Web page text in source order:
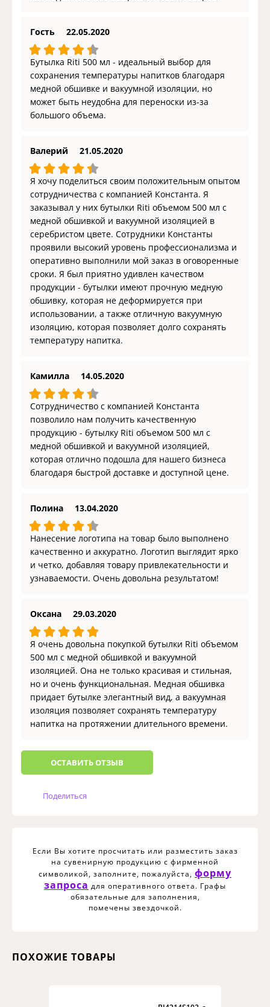
Гость 22.05.2020
Бутылка Riti 500 мл - идеальный выбор для
сохранения температуры напитков благодаря
медной обшивке и вакуумной изоляции, но
может быть неудобна для переноски из-за
большого объема.
Валерий 21.05.2020
Я хочу поделиться своим положительным опытом
сотрудничества с компанией Константа. Я
заказывал у них бутылки Riti объемом 500 мл с
медной обшивкой и вакуумной изоляцией в
серебристом цвете. Сотрудники Константы
проявили высокий уровень профессионализма и
оперативно выполнили мой заказ в оговоренные
сроки. Я был приятно удивлен качеством
продукции - бутылки имеют прочную медную
обшивку, которая не деформируется при
использовании, а также отличную вакуумную
изоляцию, которая позволяет долго сохранять
температуру напитка.
Камилла 14.05.2020
Сотрудничество с компанией Константа
позволило нам получить качественную
продукцию - бутылку Riti объемом 500 мл с
медной обшивкой и вакуумной изоляцией,
которая отлично подошла для нашего бизнеса
благодаря быстрой доставке и доступной цене.
Полина 13.04.2020
Нанесение логотипа на товар было выполнено
качественно и аккуратно. Логотип выглядит ярко
и четко, добавляя товару привлекательности и
узнаваемости. Очень довольна результатом!
Оксана 29.03.2020
Я очень довольна покупкой бутылки Riti объемом
500 мл с медной обшивкой и вакуумной
изоляцией. Она не только красивая и стильная,
но и очень функциональная. Медная обшивка
придает бутылке элегантный вид, а вакуумная
изоляция позволяет сохранять температуру
напитка на протяжении длительного времени.
ОCТАВИТЬ ОТЗЫВ
Поделиться
Если Вы хотите просчитать или разместить заказ
на сувенирную продукцию с фирменной
символикой, заполните, пожалуйста, форму
запроса для оперативного ответа. Графы
обязательные для заполнения,
помечены звездочкой.
ПОХОЖИЕ ТОВАРЫ